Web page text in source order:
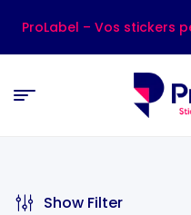
ProLabel – Vos stickers
Show Filter